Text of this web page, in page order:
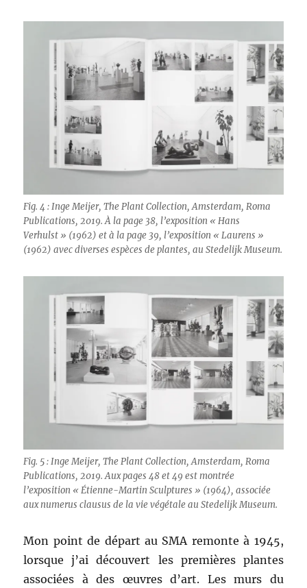
Fig. 4 : Inge Meijer, The Plant Collection, Amsterdam, Roma
Publications, 2019. À la page 38, l’exposition « Hans
Verhulst » (1962) et à la page 39, l’exposition « Laurens »
(1962) avec diverses espèces de plantes, au Stedelijk Museum.
Fig. 5 : Inge Meijer, The Plant Collection, Amsterdam, Roma
Publications, 2019. Aux pages 48 et 49 est montrée
l’exposition « Étienne-Martin Sculptures » (1964), associée
aux numerus clausus de la vie végétale au Stedelijk Museum.
Mon point de départ au SMA remonte à 1945,
lorsque j’ai découvert les premières plantes
associées à des œuvres d’art. Les murs du